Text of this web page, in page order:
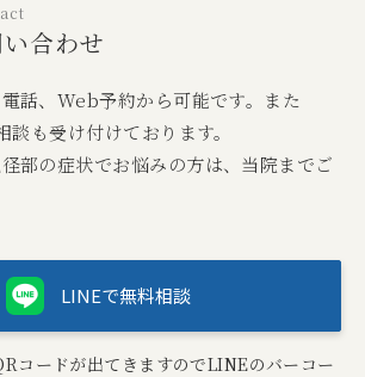
合わせ
話、Web予約から可能です。また
も受け付けております。
部の症状でお悩みの方は、当院までご
LINEで無料相談
コードが出てきますのでLINEのバーコー